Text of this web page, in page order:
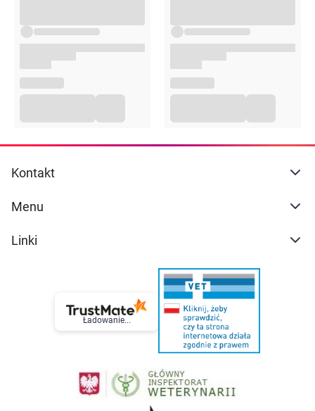
Kontakt
Menu
Linki
Ładowanie...